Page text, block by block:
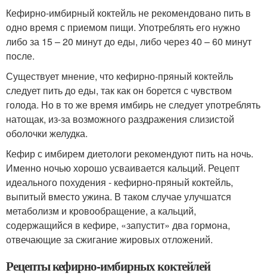
Кефирно-имбирный коктейль не рекомендовано пить в
одно время с приемом пищи. Употреблять его нужно
либо за 15 – 20 минут до еды, либо через 40 – 60 минут
после.
Существует мнение, что кефирно-пряный коктейль
следует пить до еды, так как он борется с чувством
голода. Но в то же время имбирь не следует употреблять
натощак, из-за возможного раздражения слизистой
оболочки желудка.
Кефир с имбирем диетологи рекомендуют пить на ночь.
Именно ночью хорошо усваивается кальций. Рецепт
идеального похудения - кефирно-пряный коктейль,
выпитый вместо ужина. В таком случае улучшатся
метаболизм и кровообращение, а кальций,
содержащийся в кефире, «запустит» два гормона,
отвечающие за сжигание жировых отложений.
Рецепты кефирно-имбирных коктейлей